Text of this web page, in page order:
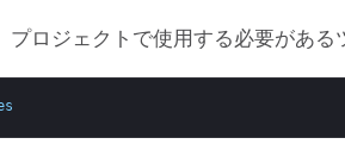
プロジェクトで使用する必要があ